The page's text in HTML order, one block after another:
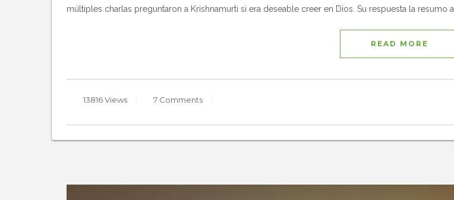
múltiples charlas preguntaron a Krishnamurti si era deseable creer en Dios. Su respuesta la resumo
READ MORE
13816 Views 7 Comments